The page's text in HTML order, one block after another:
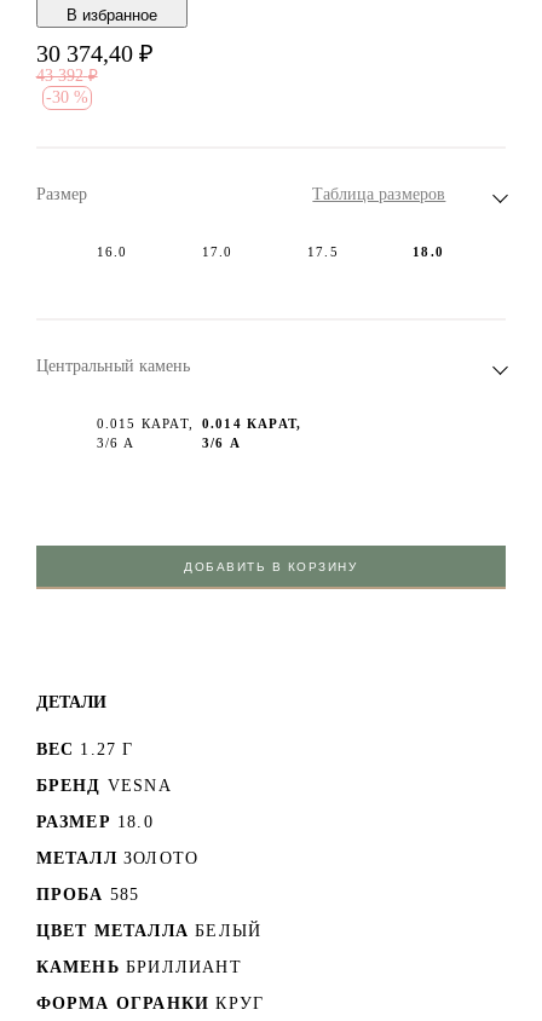
В избранноe
30 374,40 ₽
43 392 ₽
-30 %
Размер Таблица размеров
16.0 17.0 17.5 18.0
Центральный камень
0.015 КАРАТ,
3/6 А
0.014 КАРАТ,
3/6 А
ДОБАВИТЬ В КОРЗИНУ
ДЕТАЛИ
ВЕС 1.27 Г
БРЕНД VESNA
РАЗМЕР 18.0
МЕТАЛЛ ЗОЛОТО
ПРОБА 585
ЦВЕТ МЕТАЛЛА БЕЛЫЙ
КАМЕНЬ БРИЛЛИАНТ
ФОРМА ОГРАНКИ КРУГ